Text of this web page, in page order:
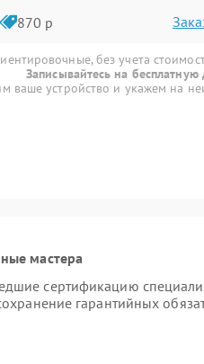
870 р
без учета
Записывайтесь на бесплатную
ваше устройство и укажем на
мастера
сертификацию
гарантийных